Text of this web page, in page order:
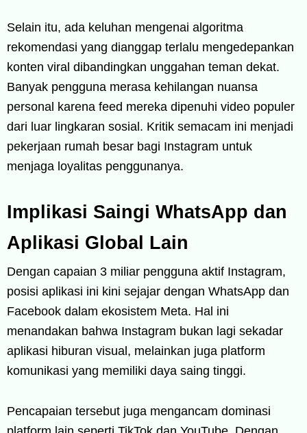
Selain itu, ada keluhan mengenai algoritma
rekomendasi yang dianggap terlalu mengedepankan
konten viral dibandingkan unggahan teman dekat.
Banyak pengguna merasa kehilangan nuansa
personal karena feed mereka dipenuhi video populer
dari luar lingkaran sosial. Kritik semacam ini menjadi
pekerjaan rumah besar bagi Instagram untuk
menjaga loyalitas penggunanya.
Implikasi Saingi WhatsApp dan
Aplikasi Global Lain
Dengan capaian 3 miliar pengguna aktif Instagram,
posisi aplikasi ini kini sejajar dengan WhatsApp dan
Facebook dalam ekosistem Meta. Hal ini
menandakan bahwa Instagram bukan lagi sekadar
aplikasi hiburan visual, melainkan juga platform
komunikasi yang memiliki daya saing tinggi.
Pencapaian tersebut juga mengancam dominasi